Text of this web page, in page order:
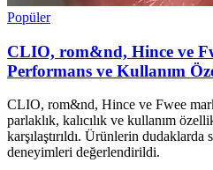
Popüler
CLIO, rom&nd, Hince ve
Performans ve Kullanım
CLIO, rom&nd, Hince ve Fwee
parlaklık, kalıcılık ve kullanım
karşılaştırıldı. Ürünlerin dudaklarda
deneyimleri değerlendirildi.